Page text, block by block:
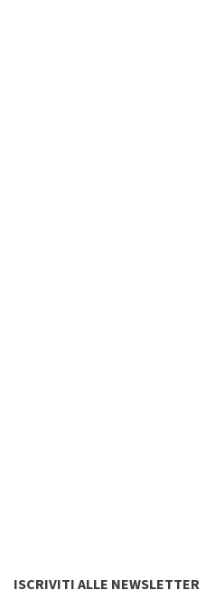
ISCRIVITI ALLE NEWSLETTER